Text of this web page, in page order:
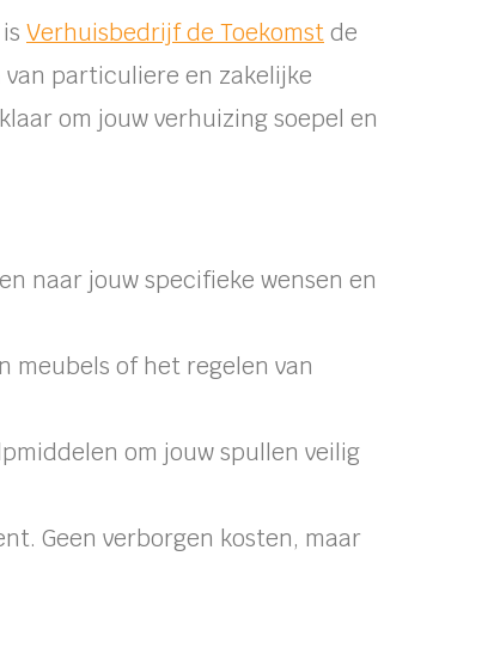
Verhuisbedrijf de Toekomst de
particuliere en zakelijke
om jouw verhuizing soepel en
naar jouw specifieke wensen en
meubels of het regelen van
om jouw spullen veilig
Geen verborgen kosten, maar